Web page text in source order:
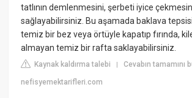
tatlının demlenmesini, şerbeti iyice
sağlayabilirsiniz. Bu aşamada baklava
temiz bir bez veya örtüyle kapatıp fırında,
almayan temiz bir rafta saklayabilirsiniz.
Kaynak kaldırma talebi |Cevabın tamamını
nefisyemektarifleri.com